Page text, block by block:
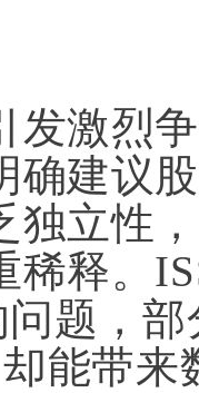
发激烈
确建议
独立性
稀释。
题，
能带